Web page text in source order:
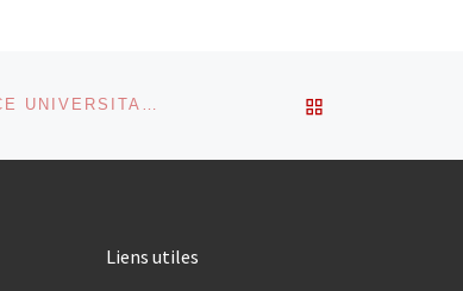
RÉSULTATS DU CHAMPIONNAT D’ILE-DE-FRANCE UNIVERSITAIRE 2019 RETOUR À
Liens utiles